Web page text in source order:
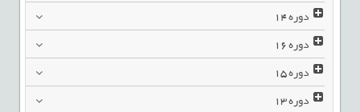
دوره14
دوره16
دوره15
دوره13